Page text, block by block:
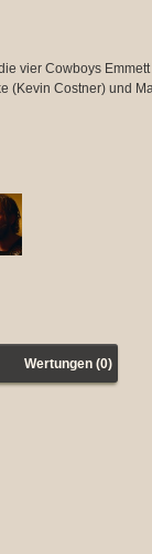
vier Cowboys Emmett
(Kevin Costner) und
Wertungen (0)